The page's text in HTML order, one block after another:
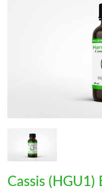
Cassis (HGU1)